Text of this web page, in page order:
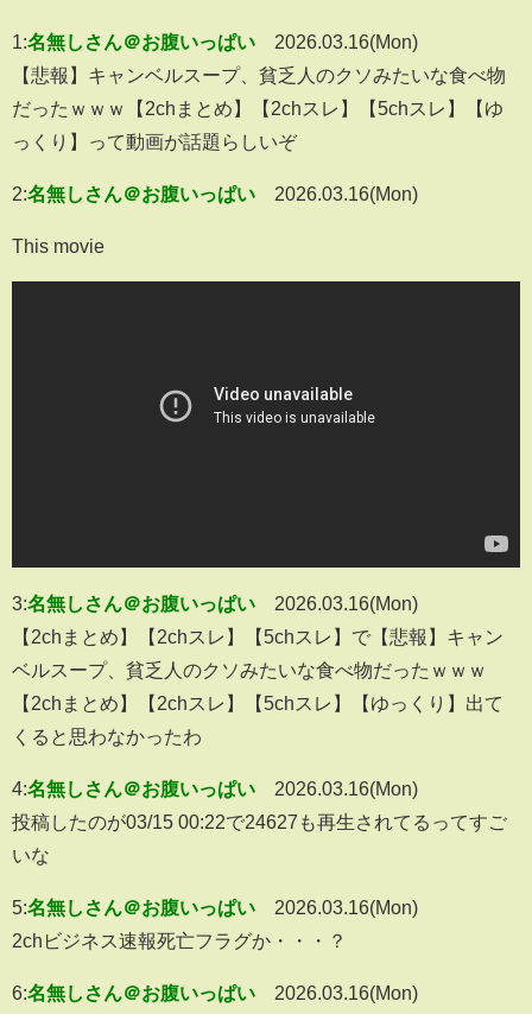
1:名無しさん＠お腹いっぱい
2026.03.16(Mon)
【悲報】キャンベルスープ、貧乏人のクソみたいな食べ物
だったｗｗｗ【2chまとめ】【2chスレ】【5chスレ】【ゆ
っくり】って動画が話題らしいぞ
2:名無しさん＠お腹いっぱい 2026.03.16(Mon)
This movie
3:名無しさん＠お腹いっぱい
2026.03.16(Mon)
【2chまとめ】【2chスレ】【5chスレ】で【悲報】キャン
ベルスープ、貧乏人のクソみたいな食べ物だったｗｗｗ
【2chまとめ】【2chスレ】【5chスレ】【ゆっくり】出て
くると思わなかったわ
4:名無しさん＠お腹いっぱい
2026.03.16(Mon)
投稿したのが03/15 00:22で24627も再生されてるってすご
いな
5:名無しさん＠お腹いっぱい
2026.03.16(Mon)
2chビジネス速報死亡フラグか・・・？
6:名無しさん＠お腹いっぱい
2026.03.16(Mon)